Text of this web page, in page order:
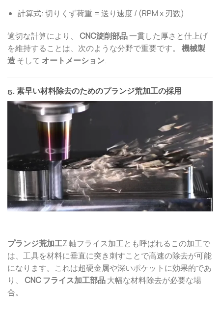
計算式: 切りくず荷重 = 送り速度 / (RPM x 刃数)
適切な計算により、 CNC旋削部品一貫した厚さと仕上げ
を維持することは、次のような分野で重要です。 機械製
造そして オートメーション.
5. 素早い材料除去のためのプランジ荒加工の採用
プランジ荒加工Z 軸フライス加工とも呼ばれるこの加工で
は、工具を材料に垂直に突き刺すことで高速の除去が可能
になります。これは超硬金属や深いポケットに効果的であ
り、 CNC フライス加工部品大幅な材料除去が必要な場
合。